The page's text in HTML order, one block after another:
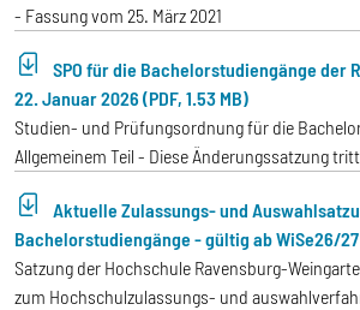
- Fassung vom 25. März 2021
SPO für die Bachelorstudiengänge der
22. Januar 2026 (PDF, 1.53 MB)
Studien- und Prüfungsordnung für die
Allgemeinem Teil - Diese Änderungssatzung
Aktuelle Zulassungs- und
Bachelorstudiengänge - gültig ab WiSe26/27
Satzung der Hochschule Ravensburg-
zum Hochschulzulassungs- und